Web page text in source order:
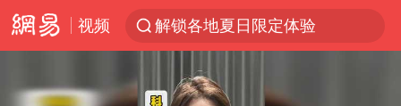
视频
解锁各地夏日限定体验